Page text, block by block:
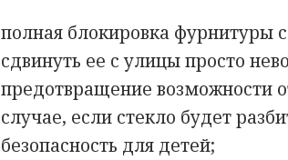
полная блокировка фурнитуры
сдвинуть ее с улицы просто
предотвращение возможности
случае, если стекло будет
безопасность для детей;